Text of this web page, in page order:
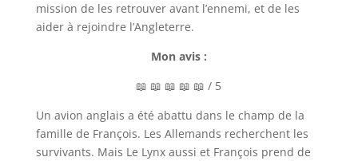
mission de les retrouver avant l’ennemi, et de les
aider à rejoindre l’Angleterre.
Mon avis :
📖 📖 📖 📖 📖 / 5
Un avion anglais a été abattu dans le champ de la
famille de François. Les Allemands recherchent les
survivants. Mais Le Lynx aussi et François prend de